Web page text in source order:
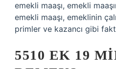
emekli maaşı, emekli
emekli maaşı, emeklinin
primler ve kazancı gibi
5510 EK 19